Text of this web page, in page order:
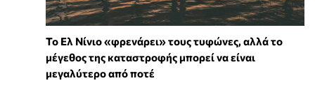
Το Ελ Νίνιο «φρενάρει» τους τυφώνες, αλλά το
μέγεθος της καταστροφής μπορεί να είναι
μεγαλύτερο από ποτέ